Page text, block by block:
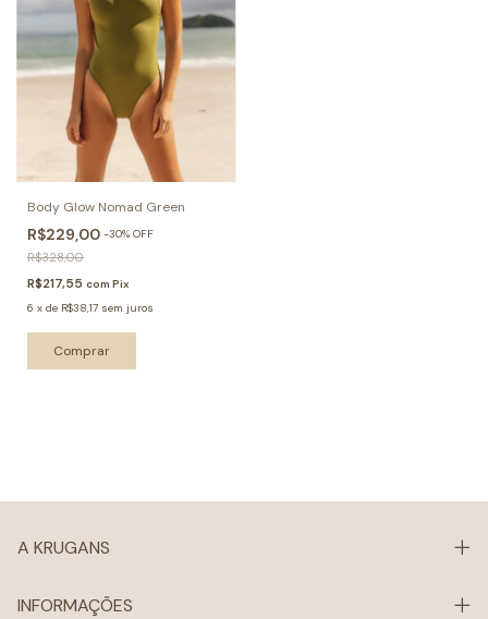
Body Glow Nomad Green
R$229,00 -30% OFF
R$328,00
R$217,55 com Pix
6 x de R$38,17 sem juros
Comprar
A KRUGANS
INFORMAÇÕES